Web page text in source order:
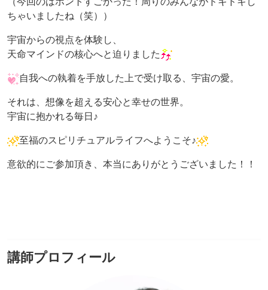
ちゃいましたね（笑））
宇宙からの視点を体験し、
天命マインドの核心へと迫りました
自我への執着を手放した上で受け取る、宇宙の愛。
それは、想像を超える安心と幸せの世界。
宇宙に抱かれる毎日♪
至福のスピリチュアルライフへようこそ♪
意欲的にご参加頂き、本当にありがとうございました！！
講師プロフィール